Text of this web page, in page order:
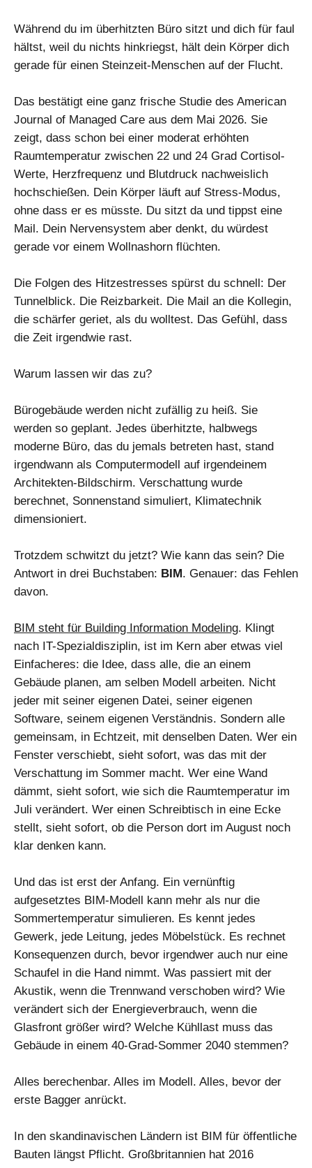
Während du im überhitzten Büro sitzt und dich für faul
hältst, weil du nichts hinkriegst, hält dein Körper dich
gerade für einen Steinzeit-Menschen auf der Flucht.
Das bestätigt eine ganz frische Studie des American
Journal of Managed Care aus dem Mai 2026. Sie
zeigt, dass schon bei einer moderat erhöhten
Raumtemperatur zwischen 22 und 24 Grad Cortisol-
Werte, Herzfrequenz und Blutdruck nachweislich
hochschießen. Dein Körper läuft auf Stress-Modus,
ohne dass er es müsste. Du sitzt da und tippst eine
Mail. Dein Nervensystem aber denkt, du würdest
gerade vor einem Wollnashorn flüchten.
Die Folgen des Hitzestresses spürst du schnell: Der
Tunnelblick. Die Reizbarkeit. Die Mail an die Kollegin,
die schärfer geriet, als du wolltest. Das Gefühl, dass
die Zeit irgendwie rast.
Warum lassen wir das zu?
Bürogebäude werden nicht zufällig zu heiß. Sie
werden so geplant. Jedes überhitzte, halbwegs
moderne Büro, das du jemals betreten hast, stand
irgendwann als Computermodell auf irgendeinem
Architekten-Bildschirm. Verschattung wurde
berechnet, Sonnenstand simuliert, Klimatechnik
dimensioniert.
Trotzdem schwitzt du jetzt? Wie kann das sein? Die
Antwort in drei Buchstaben: BIM. Genauer: das Fehlen
davon.
BIM steht für Building Information Modeling. Klingt
nach IT-Spezialdisziplin, ist im Kern aber etwas viel
Einfacheres: die Idee, dass alle, die an einem
Gebäude planen, am selben Modell arbeiten. Nicht
jeder mit seiner eigenen Datei, seiner eigenen
Software, seinem eigenen Verständnis. Sondern alle
gemeinsam, in Echtzeit, mit denselben Daten. Wer ein
Fenster verschiebt, sieht sofort, was das mit der
Verschattung im Sommer macht. Wer eine Wand
dämmt, sieht sofort, wie sich die Raumtemperatur im
Juli verändert. Wer einen Schreibtisch in eine Ecke
stellt, sieht sofort, ob die Person dort im August noch
klar denken kann.
Und das ist erst der Anfang. Ein vernünftig
aufgesetztes BIM-Modell kann mehr als nur die
Sommertemperatur simulieren. Es kennt jedes
Gewerk, jede Leitung, jedes Möbelstück. Es rechnet
Konsequenzen durch, bevor irgendwer auch nur eine
Schaufel in die Hand nimmt. Was passiert mit der
Akustik, wenn die Trennwand verschoben wird? Wie
verändert sich der Energieverbrauch, wenn die
Glasfront größer wird? Welche Kühllast muss das
Gebäude in einem 40-Grad-Sommer 2040 stemmen?
Alles berechenbar. Alles im Modell. Alles, bevor der
erste Bagger anrückt.
In den skandinavischen Ländern ist BIM für öffentliche
Bauten längst Pflicht. Großbritannien hat 2016